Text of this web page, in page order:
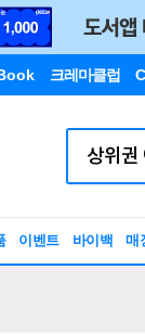
크레마클럽
이벤트 바이백 매